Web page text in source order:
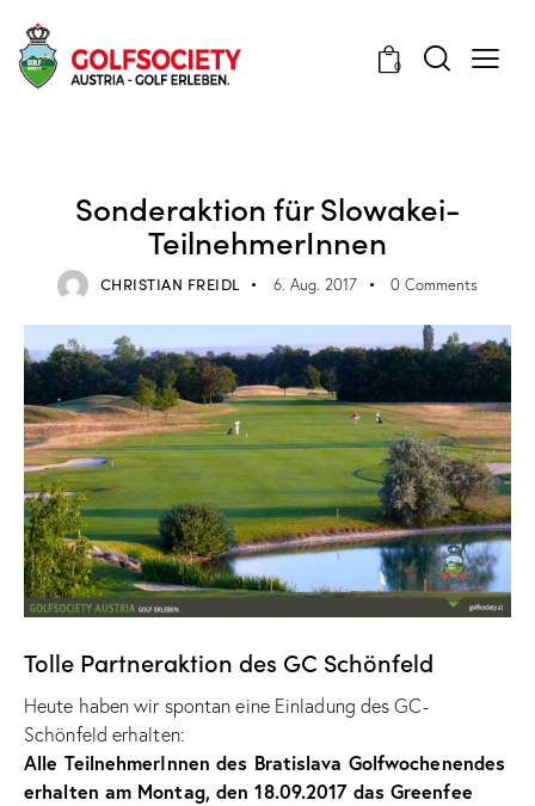
0
Sonderaktion für Slowakei-
TeilnehmerInnen
CHRISTIAN FREIDL 6. Aug. 2017 0 Comments
Tolle Partneraktion des GC Schönfeld
Heute haben wir spontan eine Einladung des GC-
Schönfeld erhalten:
Alle TeilnehmerInnen des Bratislava Golfwochenendes
erhalten am Montag, den 18.09.2017 das Greenfee